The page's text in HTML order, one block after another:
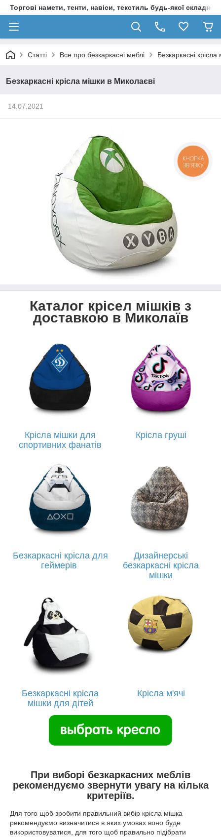
Торгові намети, тенти, навіси, текстиль будь-якої
Статті Все про безкаркасні меблі Безкаркасні
Безкаркасні крісла мішки в Миколаєві
14.07.2021
Каталог крісел мішків з
доставкою в Миколаїв
Крісла мішки для
спортивних фанатів
Крісла груші
Безкаркасні крісла для
геймерів
Дизайнерські
безкаркасні крісла
мішки
Безкаркасні крісла
мішки для дітей
Крісла м'ячі
При виборі безкаркасних меблів
рекомендуємо звернути увагу на кілька
критеріїв.
Для того щоб зробити правильний вибір крісла мішка
рекомендуємо визначитися в яких умовах воно буде
використовуватися, для того щоб правильно підібрати
КНОПКА
ЗВ'ЯЗКУ